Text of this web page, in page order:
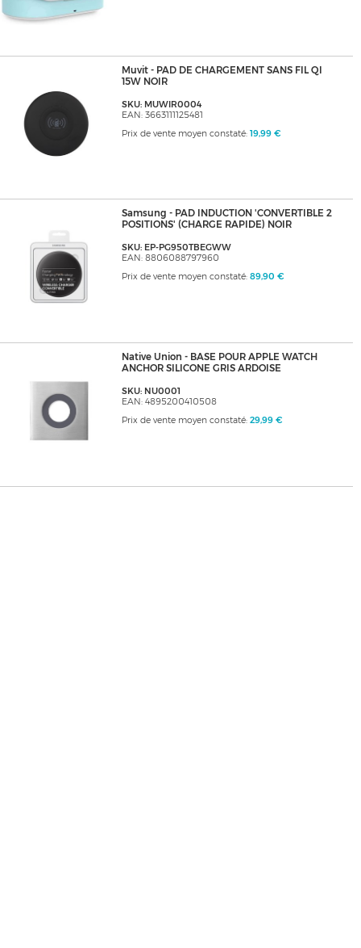
Muvit - PAD DE CHARGEMENT SANS FIL QI
15W NOIR
SKU: MUWIR0004
EAN: 3663111125481
Prix de vente moyen constaté: 19,99 €
Samsung - PAD INDUCTION 'CONVERTIBLE 2
POSITIONS' (CHARGE RAPIDE) NOIR
SKU: EP-PG950TBEGWW
EAN: 8806088797960
Prix de vente moyen constaté: 89,90 €
Native Union - BASE POUR APPLE WATCH
ANCHOR SILICONE GRIS ARDOISE
SKU: NU0001
EAN: 4895200410508
Prix de vente moyen constaté: 29,99 €